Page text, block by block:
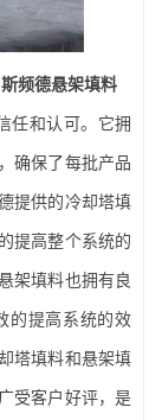
频德悬架填料
和认可。它拥
确保了每批产品
提供的冷却塔填
提高整个系统的
架填料也拥有良
的提高系统的效
塔填料和悬架填
受客户好评，是